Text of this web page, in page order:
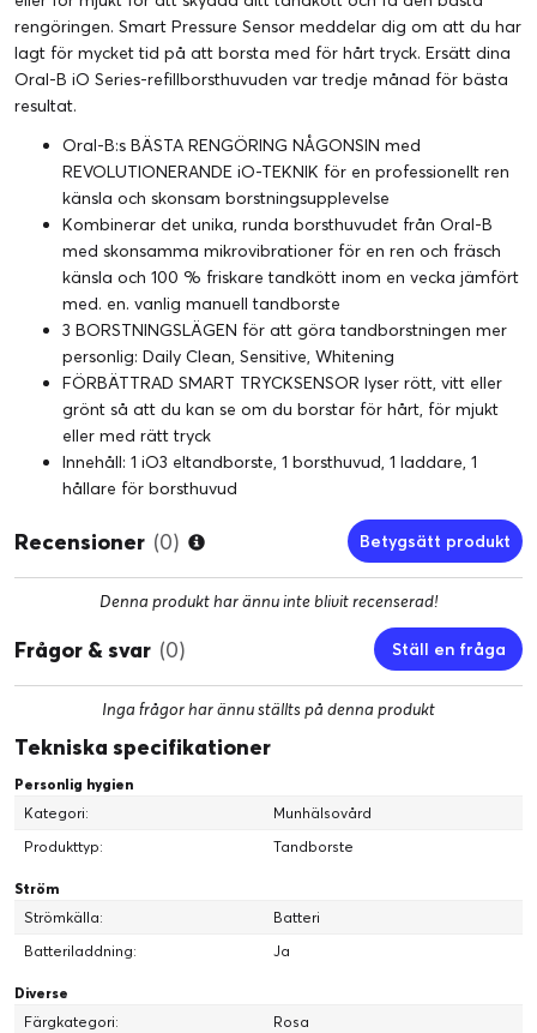
rengöringen. Smart Pressure Sensor meddelar dig om att du har
lagt för mycket tid på att borsta med för hårt tryck. Ersätt dina
Oral-B iO Series-refillborsthuvuden var tredje månad för bästa
resultat.
Oral-B:s BÄSTA RENGÖRING NÅGONSIN med
REVOLUTIONERANDE iO-TEKNIK för en professionellt ren
känsla och skonsam borstningsupplevelse
Kombinerar det unika, runda borsthuvudet från Oral-B
med skonsamma mikrovibrationer för en ren och fräsch
känsla och 100 % friskare tandkött inom en vecka jämfört
med. en. vanlig manuell tandborste
3 BORSTNINGSLÄGEN för att göra tandborstningen mer
personlig: Daily Clean, Sensitive, Whitening
FÖRBÄTTRAD SMART TRYCKSENSOR lyser rött, vitt eller
grönt så att du kan se om du borstar för hårt, för mjukt
eller med rätt tryck
Innehåll: 1 iO3 eltandborste, 1 borsthuvud, 1 laddare, 1
hållare för borsthuvud
Recensioner (0) Betygsätt produkt
Denna produkt har ännu inte blivit recenserad!
Frågor & svar (0) Ställ en fråga
Inga frågor har ännu ställts på denna produkt
Tekniska specifikationer
Personlig hygien
Kategori:
Munhälsovård
Produkttyp:
Tandborste
Ström
Strömkälla:
Batteri
Batteriladdning:
Ja
Diverse
Färgkategori:
Rosa